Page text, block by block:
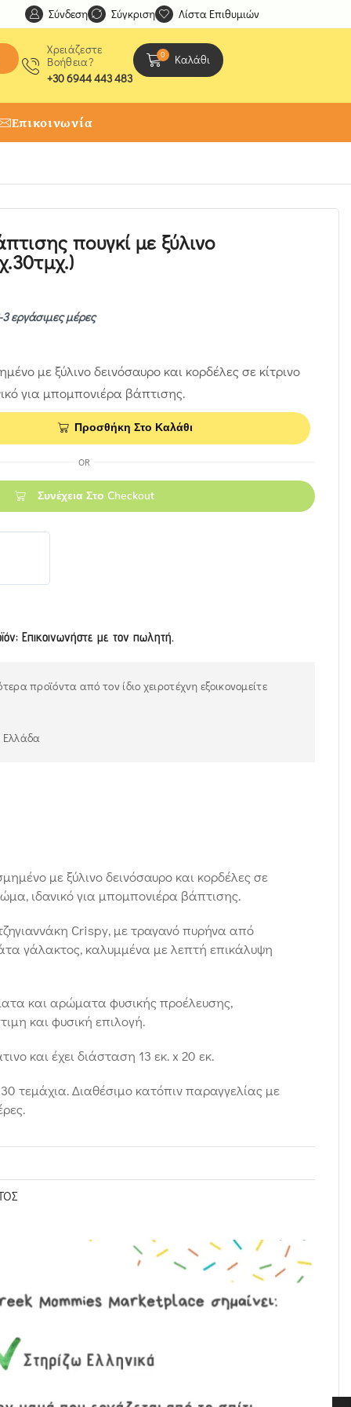
Ανακαλύψτε μοναδικές δημιουργίες από τους
Σύνδεση Σύγκριση Λίστα Επιθυμιών
Χρειάζεστε
Βοήθεια?
+30 6944 443 483
0 Καλάθι
Επικοινωνία
πουγκί με ξύλινο
εργάσιμες μέρες
με ξύλινο δεινόσαυρο και κορδέλες σε κίτρινο
για μπομπονιέρα βάπτισης.
Προσθήκη Στο Καλάθι
OR
Συνέχεια Στο Checkout
Επικοινωνήστε με τον πωλητή.
προϊόντα από τον ίδιο χειροτέχνη εξοικονομείτε
Ελλάδα
με ξύλινο δεινόσαυρο και κορδέλες σε
ιδανικό για μπομπονιέρα βάπτισης.
Crispy, με τραγανό πυρήνα από
γάλακτος, καλυμμένα με λεπτή επικάλυψη
και αρώματα φυσικής προέλευσης,
και φυσική επιλογή.
και έχει διάσταση 13 εκ. x 20 εκ.
τεμάχια. Διαθέσιμο κατόπιν παραγγελίας με